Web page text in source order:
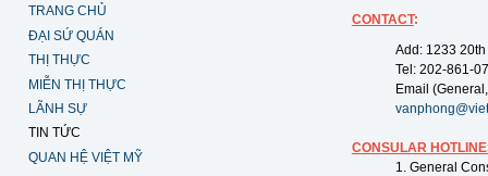
TRANG CHỦ
ĐẠI SỨ QUÁN
THỊ THỰC
MIỄN THỊ THỰC
LÃNH SỰ
TIN TỨC
QUAN HỆ VIỆT MỸ
CONTACT:
Add: 1233
Tel: 202-861-
Email
CONSULAR
1. General